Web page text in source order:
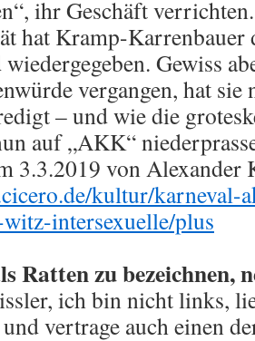
ihr Geschäft
hat Kramp-Karrenbauer
Gewiss
vergangen, hat sie
– und wie die
auf „AKK“
3.3.2019 von Alexander
kultur/karneval-
intersexuelle/plus
Ratten zu bezeichnen,
ich bin nicht links,
vertrage auch einen